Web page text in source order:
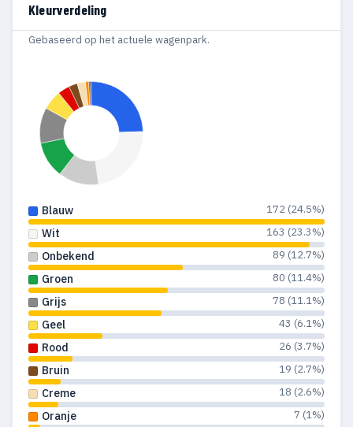
1981 5 5
1979 5
1978 7
1977
1975 8 8
1974 10
1973 48 22
1972 27
1971 41 35
1970 53 53
1969 44 41
Kleurverdeling
Gebaseerd op het actuele wagenpark.
Blauw 172 (24.5%)
Wit 163 (23.3%)
Onbekend 89 (12.7%)
Groen 80 (11.4%)
Grijs 78 (11.1%)
Geel 43 (6.1%)
Rood 26 (3.7%)
Bruin 19 (2.7%)
Creme 18 (2.6%)
Oranje 7 (1%)